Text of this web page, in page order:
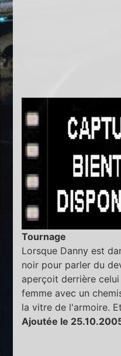
Tournage
Lorsque Danny est
noir pour parler du
aperçoit derrière
femme avec un
la vitre de l'armoire.
Ajoutée le